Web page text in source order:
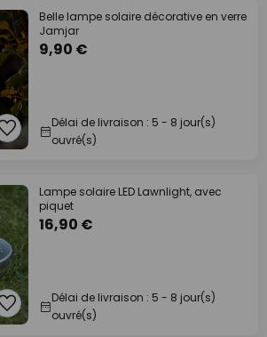
Belle lampe solaire décorative en verre
Jamjar
9,90 €
Délai de livraison : 5 - 8 jour(s)
ouvré(s)
Lampe solaire LED Lawnlight, avec
piquet
16,90 €
Délai de livraison : 5 - 8 jour(s)
ouvré(s)